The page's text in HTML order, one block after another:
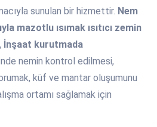
sunulan bir hizmettir. Nem
mazotlu ısımak ısıtıcı zemin
İnşaat kurutmada
nemin kontrol edilmesi,
küf ve mantar oluşumunu
ortamı sağlamak için